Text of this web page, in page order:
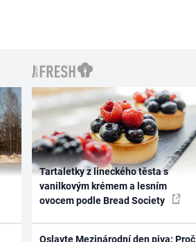
Tartaletky z lineckého těsta s
vanilkovým krémem a lesním
ovocem podle Bread Society
Oslavte Mezinárodní den piva: Proč